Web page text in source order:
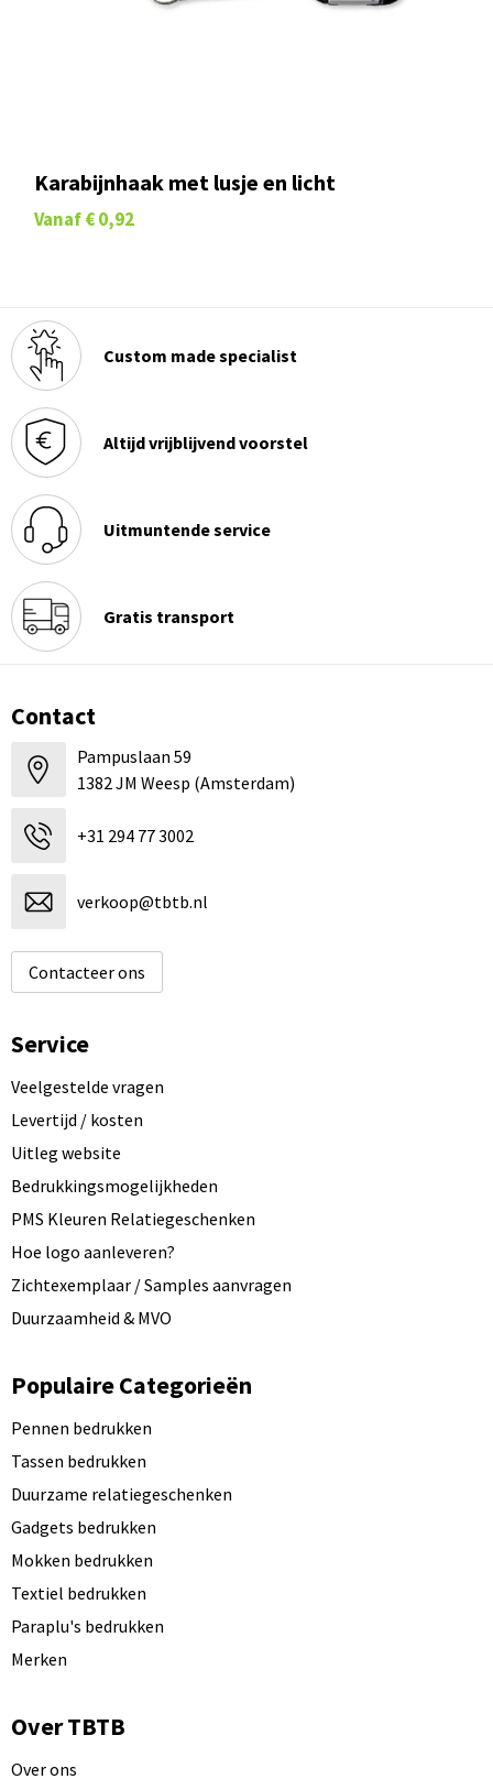
Karabijnhaak met lusje en licht
Vanaf € 0,92
Custom made specialist
Altijd vrijblijvend voorstel
Uitmuntende service
Gratis transport
Contact
Pampuslaan 59
1382 JM Weesp (Amsterdam)
+31 294 77 3002
verkoop@tbtb.nl
Contacteer ons
Service
Veelgestelde vragen
Levertijd / kosten
Uitleg website
Bedrukkingsmogelijkheden
PMS Kleuren Relatiegeschenken
Hoe logo aanleveren?
Zichtexemplaar / Samples aanvragen
Duurzaamheid & MVO
Populaire Categorieën
Pennen bedrukken
Tassen bedrukken
Duurzame relatiegeschenken
Gadgets bedrukken
Mokken bedrukken
Textiel bedrukken
Paraplu's bedrukken
Merken
Over TBTB
Over ons